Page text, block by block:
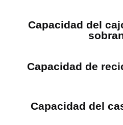
Capacidad del
Capacidad de
Capacidad del